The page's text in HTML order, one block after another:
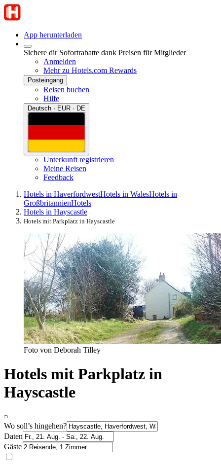
App herunterladen
Sichere dir Sofortrabatte dank Preisen für Mitglieder
Anmelden
Mehr zu Hotels.com Rewards
Posteingang
Reisen buchen
Hilfe
Deutsch · EUR · DE
Unterkunft registrieren
Meine Reisen
Feedback
Hotels in HaverfordwestHotels in WalesHotels in
GroßbritannienHotels
Hotels in Hayscastle
Hotels mit Parkplatz in Hayscastle
Foto von Deborah Tilley
Hotels mit Parkplatz in
Hayscastle
Wo soll’s hingehen?
Daten
Gäste